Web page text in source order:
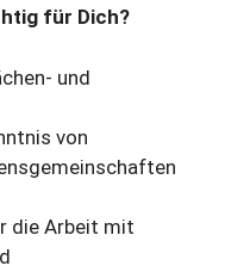
für Dich?
und
von
die Arbeit mit